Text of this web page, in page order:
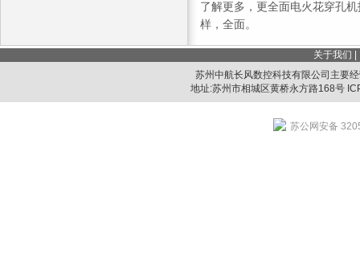
了解更多，更全面电火花穿孔
样，全面。
关于我们
苏州中航长风数控科技有限公司主要
地址:苏州市相城区黄桥永方路168号
苏公网安备